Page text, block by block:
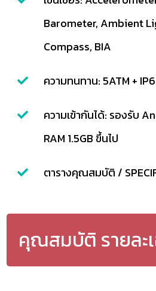
Barometer, Ambient
Compass, BIA
ความทนทาน: 5ATM +
ความเข้ากันได้: รองรับ
RAM 1.5GB ขึ้นไป
ตารางคุณสมบัติ /
คุณสมบัติ รายละ